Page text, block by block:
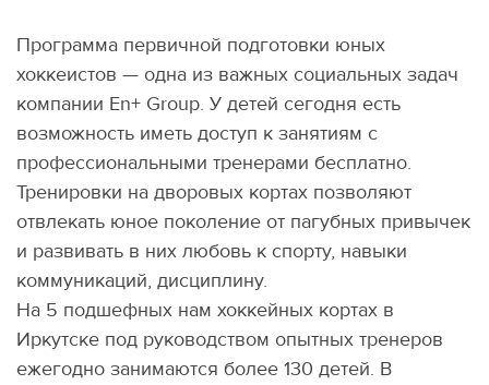
Программа первичной подготовки юных
хоккеистов — одна из важных социальных задач
компании En+ Group. У детей сегодня есть
возможность иметь доступ к занятиям с
профессиональными тренерами бесплатно.
Тренировки на дворовых кортах позволяют
отвлекать юное поколение от пагубных привычек
и развивать в них любовь к спорту, навыки
коммуникаций, дисциплину.
На 5 подшефных нам хоккейных кортах в
Иркутске под руководством опытных тренеров
ежегодно занимаются более 130 детей. В